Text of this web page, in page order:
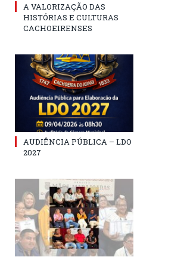
A VALORIZAÇÃO DAS
HISTÓRIAS E CULTURAS
CACHOEIRENSES
AUDIÊNCIA PÚBLICA – LDO
2027